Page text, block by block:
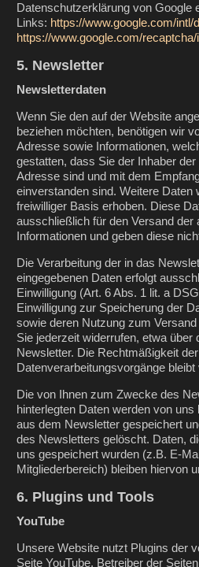
Datenschutzerklärung von Google
Links: https://www.google.com/intl/
https://www.google.com/
5. Newsletter
Newsletterdaten
Wenn Sie den auf der Website
beziehen möchten, benötigen wir
Adresse sowie Informationen,
gestatten, dass Sie der Inhaber
Adresse sind und mit dem
einverstanden sind. Weitere Daten
freiwilliger Basis erhoben. Diese
ausschließlich für den Versand der
Informationen und geben diese
Die Verarbeitung der in das
eingegebenen Daten erfolgt
Einwilligung (Art. 6 Abs. 1 lit. a
Einwilligung zur Speicherung der
sowie deren Nutzung zum
Sie jederzeit widerrufen, etwa über
Newsletter. Die Rechtmäßigkeit
Datenverarbeitungsvorgänge
Die von Ihnen zum Zwecke des
hinterlegten Daten werden von
aus dem Newsletter gespeichert
des Newsletters gelöscht. Daten,
uns gespeichert wurden (z.B. E-
Mitgliederbereich) bleiben hiervon
6. Plugins und Tools
YouTube
Unsere Website nutzt Plugins der
Seite YouTube. Betreiber der